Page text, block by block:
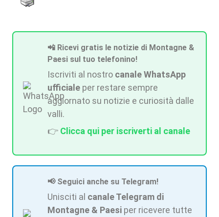
📲 Ricevi gratis le notizie di Montagne &
Paesi sul tuo telefonino!
Iscriviti al nostro canale WhatsApp
ufficiale per restare sempre
aggiornato su notizie e curiosità dalle
valli.
👉 Clicca qui per iscriverti al canale
📢 Seguici anche su Telegram!
Unisciti al canale Telegram di
Montagne & Paesi per ricevere tutte